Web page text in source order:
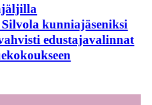
kunniajäseniksi
edustajavalinnat